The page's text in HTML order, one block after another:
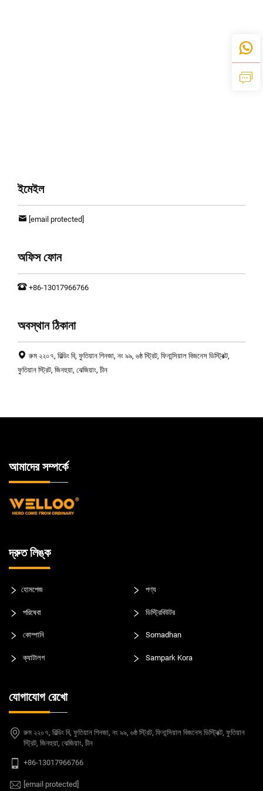
ইমেইল
[email protected]
অফিস ফোন
+86-13017966766
অবস্থান ঠিকানা
রুম ২২০৭, বিল্ডিং বি, ফুতিয়ান গিনজা, নং ৯৯, ৬ষ্ঠ স্ট্রিট, ফিনান্সিয়াল বিজনেস ডিস্ট্রিক্ট,
ফুতিয়ান স্ট্রিট, জিনহুয়া, ঝেজিয়াং, চীন
আমাদের সম্পর্কে
দ্রুত লিঙ্ক
হোমপেজ পণ্য
পরিষেবা ডিস্ট্রিবিউটর
কোম্পানি Somadhan
ক্যাটালগ Sampark Kora
যোগাযোগ রেখো
রুম ২২০৭, বিল্ডিং বি, ফুতিয়ান গিনজা, নং ৯৯, ৬ষ্ঠ স্ট্রিট, ফিনান্সিয়াল বিজনেস ডিস্ট্রিক্ট, ফুতিয়ান
স্ট্রিট, জিনহুয়া, ঝেজিয়াং, চীন
+86-13017966766
[email protected]